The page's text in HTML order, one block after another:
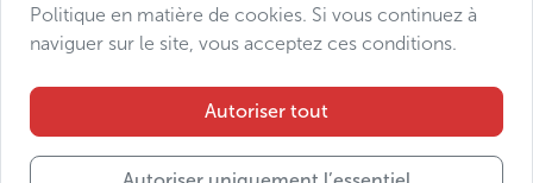
Déclaration d’accessibilité
Manage consent
Politique en matière de cookies. Si vous continuez à
naviguer sur le site, vous acceptez ces conditions.
Autoriser tout